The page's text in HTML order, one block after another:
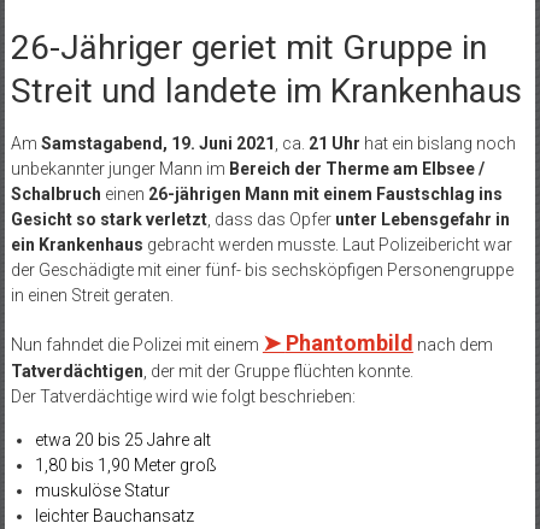
26-Jähriger geriet mit Gruppe in
Streit und landete im Krankenhaus
Am Samstagabend, 19. Juni 2021 , ca. 21 Uhr hat ein bislang noch
unbekannter junger Mann im Bereich der Therme am Elbsee /
Schalbruch einen 26-jährigen Mann mit einem Faustschlag ins
Gesicht so stark verletzt, dass das Opfer unter Lebensgefahr in
ein Krankenhaus gebracht werden musste. Laut Polizeibericht war
der Geschädigte mit einer fünf- bis sechsköpfigen Personengruppe
in einen Streit geraten.
Nun fahndet die Polizei mit einem ➤ Phantombild nach dem
Tatverdächtigen , der mit der Gruppe flüchten konnte.
Der Tatverdächtige wird wie folgt beschrieben:
etwa 20 bis 25 Jahre alt
1,80 bis 1,90 Meter groß
muskulöse Statur
leichter Bauchansatz